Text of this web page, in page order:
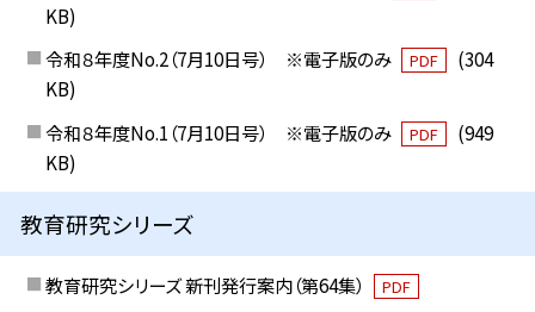
KB)
令和８年度No.2（7月10日号） ※電子版のみ
PDF
(304
KB)
令和８年度No.1（7月10日号） ※電子版のみ
PDF
(949
KB)
教育研究シリーズ
教育研究シリーズ 新刊発行案内（第64集） PDF